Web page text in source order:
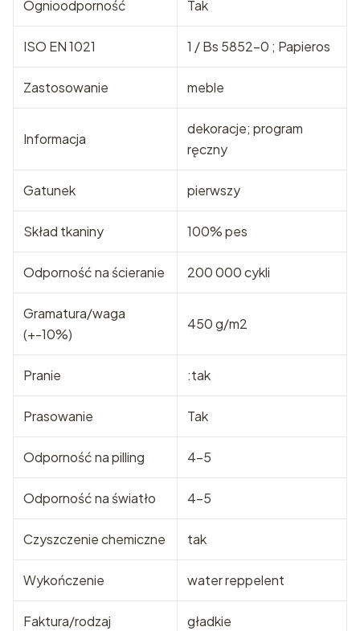
Ognioodporność Tak
ISO EN 1021 1 / Bs 5852-0 ; Papieros
Zastosowanie meble
Informacja
dekoracje; program
ręczny
Gatunek pierwszy
Skład tkaniny 100% pes
Odporność na ścieranie 200 000 cykli
Gramatura/waga
(+-10%)
450 g/m2
Pranie :tak
Prasowanie Tak
Odporność na pilling 4-5
Odporność na światło 4-5
Czyszczenie chemiczne tak
Wykończenie water reppelent
Faktura/rodzaj gładkie